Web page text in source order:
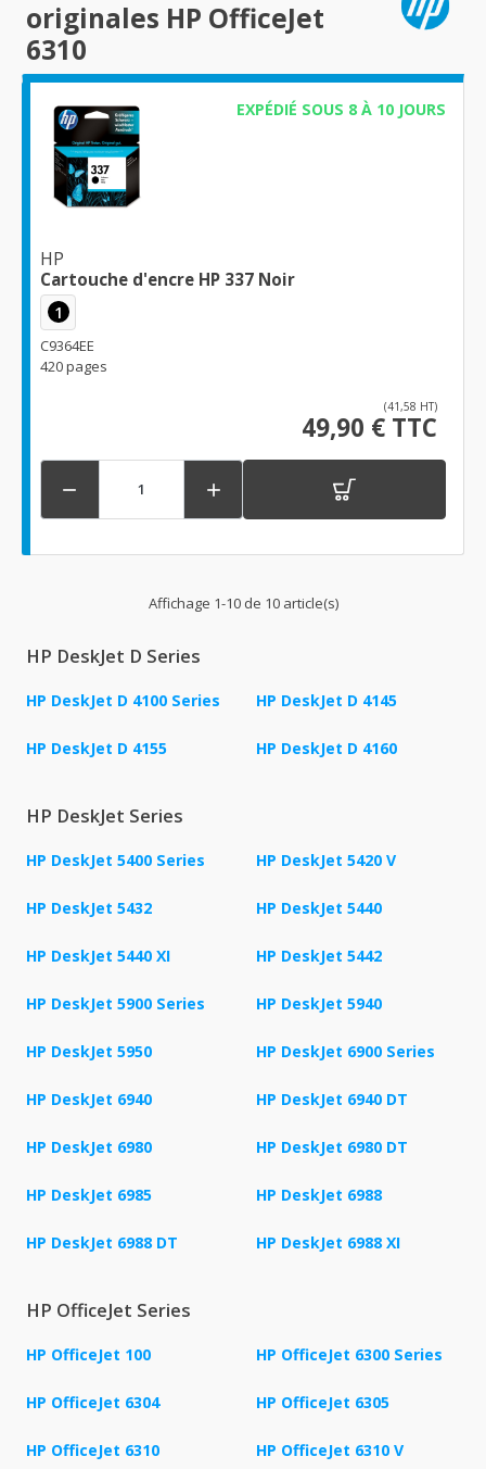
originales HP OfficeJet
6310
EXPÉDIÉ SOUS 8 À 10 JOURS
HP
Cartouche d'encre HP 337 Noir
1
C9364EE
420 pages
(41,58 HT)
49,90 € TTC
 
Affichage 1-10 de 10 article(s)
HP DeskJet D Series
HP DeskJet D 4100 Series HP DeskJet D 4145
HP DeskJet D 4155 HP DeskJet D 4160
HP DeskJet Series
HP DeskJet 5400 Series HP DeskJet 5420 V
HP DeskJet 5432 HP DeskJet 5440
HP DeskJet 5440 XI HP DeskJet 5442
HP DeskJet 5900 Series HP DeskJet 5940
HP DeskJet 5950 HP DeskJet 6900 Series
HP DeskJet 6940 HP DeskJet 6940 DT
HP DeskJet 6980 HP DeskJet 6980 DT
HP DeskJet 6985 HP DeskJet 6988
HP DeskJet 6988 DT HP DeskJet 6988 XI
HP OfficeJet Series
HP OfficeJet 100 HP OfficeJet 6300 Series
HP OfficeJet 6304 HP OfficeJet 6305
HP OfficeJet 6310 HP OfficeJet 6310 V